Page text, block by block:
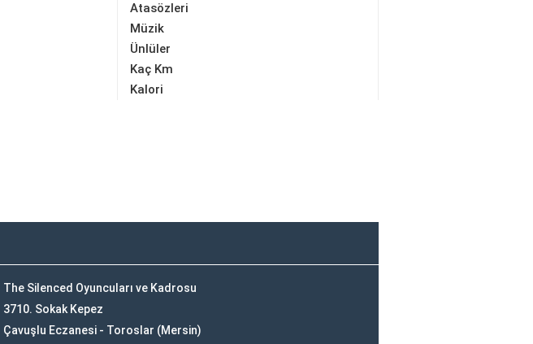
Atasözleri
Müzik
Ünlüler
Kaç Km
Kalori
The Silenced Oyuncuları ve Kadrosu
3710. Sokak Kepez
Çavuşlu Eczanesi - Toroslar (Mersin)